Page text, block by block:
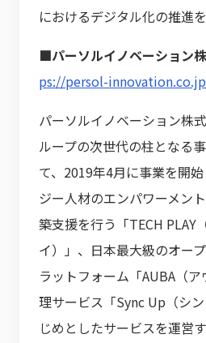
におけるデジタル化の推進
■パーソルイノベーション
ps://persol-
パーソルイノベーション株
ループの次世代の柱となる
て、2019年4月に事業を開
ジー人材のエンパワーメン
築支援を行う「TECH PLAY
イ）」、日本最大級のオー
ラットフォーム「AUBA（
理サービス「Sync Up（シ
じめとしたサービスを運営